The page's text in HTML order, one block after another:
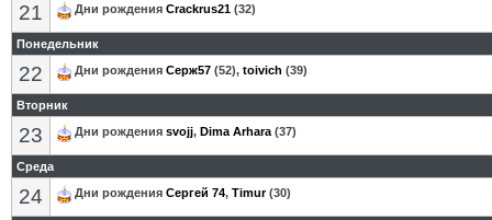
21 Дни рождения Crackrus21 (32)
Понедельник
22 Дни рождения Серж57 (52), toivich (39)
Вторник
23 Дни рождения svojj, Dima Arhara(37)
Среда
24 Дни рождения Сергей 74, Timur(30)